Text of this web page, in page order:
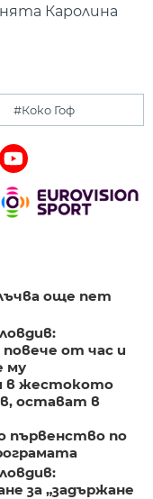
Каролина
#Коко Гоф
още пет
от час и
му
в жестокото
остават в
първенство по
за „задържане